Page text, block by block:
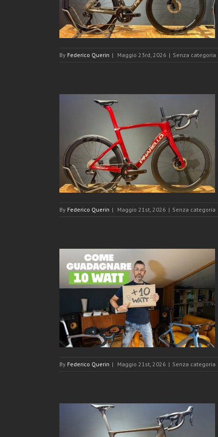
By Federico Querin | Maggio 23rd, 2026 | Senza categoria
By Federico Querin | Maggio 21st, 2026 | Senza categoria
By Federico Querin | Maggio 21st, 2026 | Senza categoria